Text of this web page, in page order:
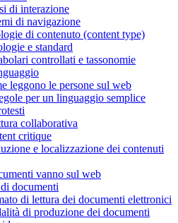
di interazione
di navigazione
di contenuto (content type)
e standard
controllati e tassonomie
leggono le persone sul web
per un linguaggio semplice
collaborativa
critique
e localizzazione dei contenuti
vanno sul web
documenti
di lettura dei documenti elettronici
di produzione dei documenti